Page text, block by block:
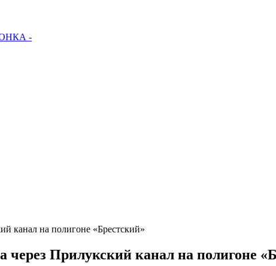
-
канал на полигоне «Брестский»
Прилукский канал на полигоне